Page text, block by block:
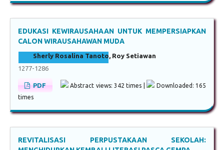
EDUKASI KEWIRAUSAHAAN UNTUK MEMPERSIAPKAN
CALON WIRAUSAHAWAN MUDA
Sherly Rosalina Tanoto, Roy Setiawan
1277-1286
PDF Abstract views: 342 times |
Downloaded: 165
times
REVITALISASI PERPUSTAKAAN SEKOLAH: